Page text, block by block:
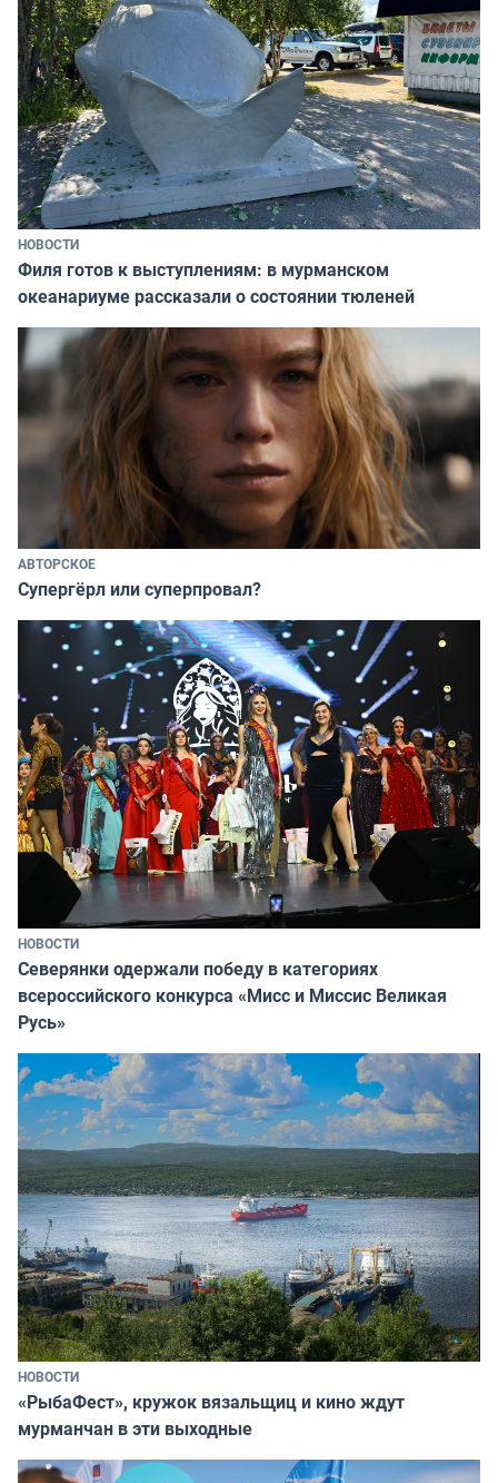
НОВОСТИ
Филя готов к выступлениям: в мурманском
океанариуме рассказали о состоянии тюленей
АВТОРСКОЕ
Супергёрл или суперпровал?
НОВОСТИ
Северянки одержали победу в категориях
всероссийского конкурса «Мисс и Миссис Великая
Русь»
НОВОСТИ
«РыбаФест», кружок вязальщиц и кино ждут
мурманчан в эти выходные